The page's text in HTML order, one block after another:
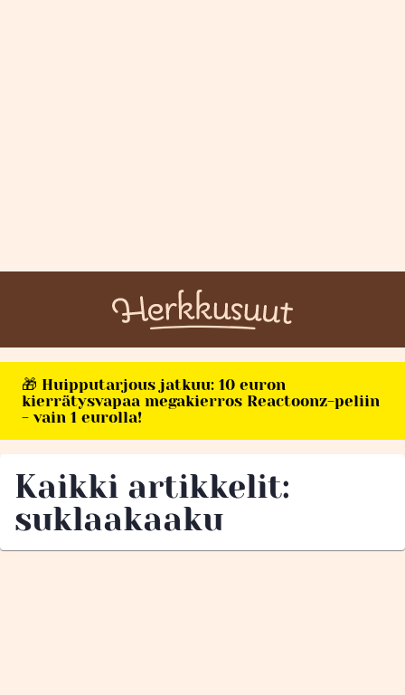
🎁 Huipputarjous jatkuu: 10 euron
kierrätysvapaa megakierros Reactoonz-peliin
- vain 1 eurolla!
Kaikki artikkelit:
suklaakaaku